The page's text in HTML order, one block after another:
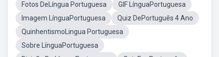
Fotos DeLíngua Portuguesa
GIF LínguaPortuguesa
Imagem LínguaPortuguesa
Quiz DePortuguês 4 Ano
QuinhentismoLingua Portuguesa
Sobre LínguaPortuguesa